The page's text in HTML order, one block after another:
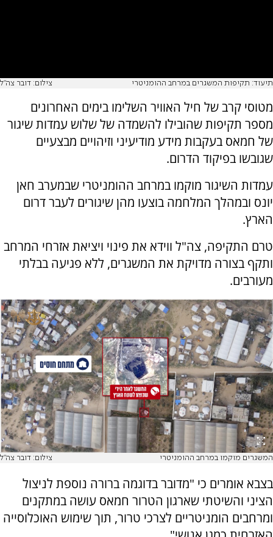
תיעוד: תקיפות המשגרים במרחב ההומניטרי צילום: דובר צה"ל
מטוסי קרב של חיל האוויר השלימו בימים האחרונים
מספר תקיפות שהובילו להשמדה של שלוש עמדות שיגור
של חמאס בעקבות מידע מודיעיני וזיהויים מבצעיים
שגובשו בפיקוד הדרום.
עמדות השיגור מוקמו במרחב ההומניטרי שבמערב חאן
יונס ובמהלך המלחמה בוצעו מהן שיגורים לעבר דרום
הארץ.
טרם התקיפה, צה"ל ווידא את פינוי ויציאת אזרחי המרחב
ותקף בצורה מדויקת את המשגרים, ללא פגיעה בבלתי
מעורבים.
המשגרים מוקמו במרחב ההומניטרי צילום: דובר צה"ל
בצבא אומרים כי "מדובר בדוגמה ברורה נוספת לניצול
הציני והשיטתי שארגון הטרור חמאס עושה במתקנים
ומרחבים הומניטריים לצרכי טרור, תוך שימוש האוכלוסייה